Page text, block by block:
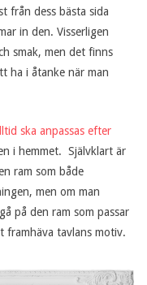
från dess bästa sida
in den. Visserligen
smak, men det finns
ha i åtanke när man
ska anpassas efter
i hemmet. Självklart är
ram som både
men om man
på den ram som passar
framhäva tavlans motiv.